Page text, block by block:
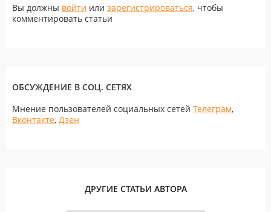
Вы должны войти или зарегистрироваться, чтобы
комментировать статьи
ОБСУЖДЕНИЕ В СОЦ. СЕТЯХ
Мнение пользователей социальных сетей Телеграм,
Вконтакте, Дзен
ДРУГИЕ СТАТЬИ АВТОРА